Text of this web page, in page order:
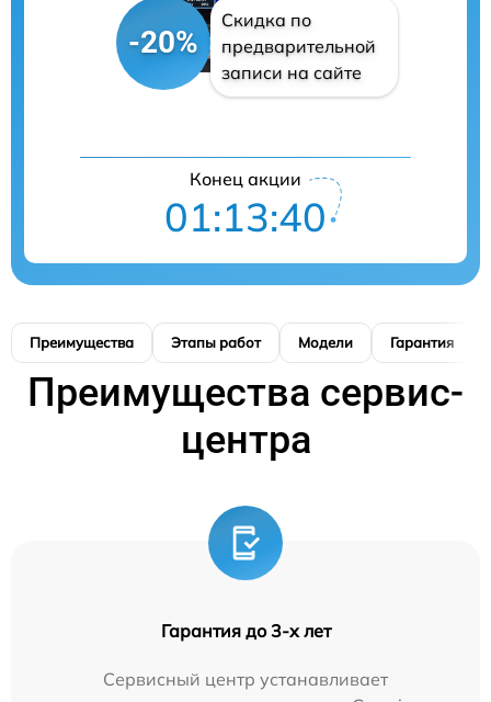
-20%
Скидка по
предварительной
записи на сайте
Конец акции
01:13:39
Преимущества Этапы работ Модели Гарантия
Преимущества сервис-
центра
Гарантия до 3-х лет
Сервисный центр устанавливает